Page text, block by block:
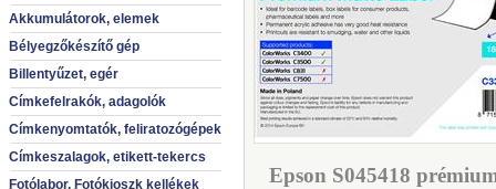
Akkumulátorok, elemek
Bélyegzőkészítő gép
Billentyűzet, egér
Címkefelrakók, adagolók
Címkenyomtatók, feliratozógépek
Címkeszalagok, etikett-tekercs
Fotólabor, Fotókioszk kellékek
Epson S045418